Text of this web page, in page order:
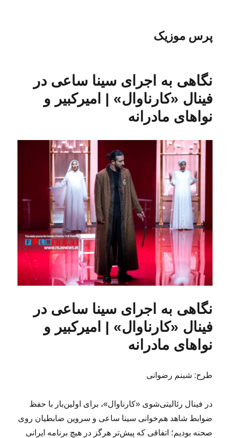
پرس موزیک
نگاهی به اجرای سینا ساعی در
فینال «کارناوال» | امیرکبیر و
نواهای مادرانه
نگاهی به اجرای سینا ساعی در
فینال «کارناوال» | امیرکبیر و
نواهای مادرانه
طرح: شبنم رضوانی
در فینال رئالیتی‌شوی «کارناوال»، برای اولین‌بار با حفظ
ضوابط شاهد هم‌خوانی سینا ساعی و سروین ضابطیان روی
صحنه بودیم؛ اتفاقی که پیش‌تر هرگز در هیچ برنامه ایرانی